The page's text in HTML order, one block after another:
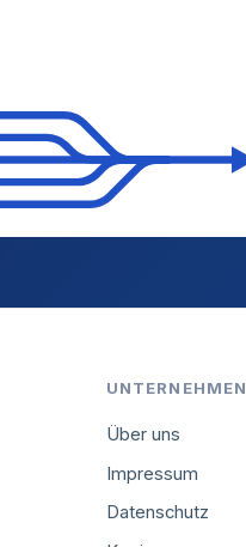
UNTERNEHMEN
Über uns
Impressum
Datenschutz